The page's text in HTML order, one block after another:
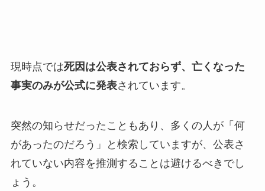
現時点では死因は公表されておらず、亡くなった
事実のみが公式に発表されています。
突然の知らせだったこともあり、多くの人が「何
があったのだろう」と検索していますが、公表さ
れていない内容を推測することは避けるべきでし
ょう。